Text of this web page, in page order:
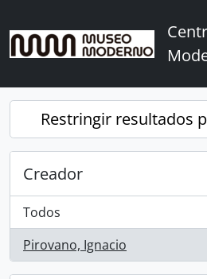
Restringir resultados
Creador
Todos
Pirovano, Ignacio
, 1 resultados